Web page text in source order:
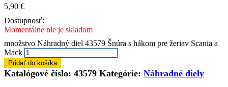
5,90 €
Dostupnosť:
Momentálne nie je skladom
množstvo Náhradný diel 43579 Šnúra s hákom pre žeriav Scania a
Mack
Pridať do košíka
Katalógové číslo: 43579 Kategórie: Náhradné diely